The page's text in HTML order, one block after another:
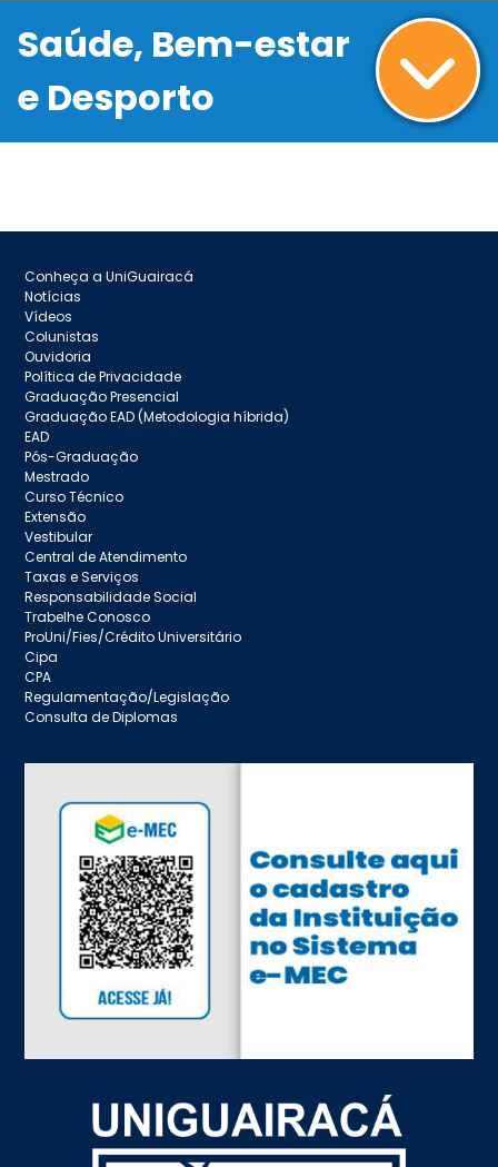
Saúde, Bem-estar
e Desporto
Conheça a UniGuairacá
Notícias
Vídeos
Colunistas
Ouvidoria
Política de Privacidade
Graduação Presencial
Graduação EAD (Metodologia híbrida)
EAD
Pós-Graduação
Mestrado
Curso Técnico
Extensão
Vestibular
Central de Atendimento
Taxas e Serviços
Responsabilidade Social
Trabelhe Conosco
ProUni/Fies/Crédito Universitário
Cipa
CPA
Regulamentação/Legislação
Consulta de Diplomas